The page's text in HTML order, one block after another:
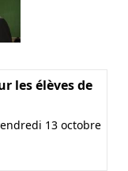
les élèves de
13 octobre